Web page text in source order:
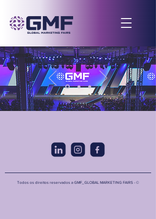
Todos os direitos reservados a GMF_GLOBAL MARKETING FAIRS - ©